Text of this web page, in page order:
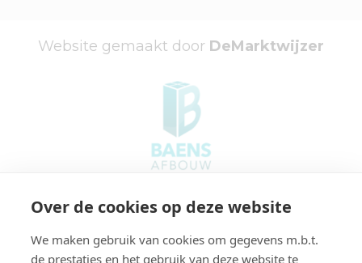
Over de cookies op deze website
We maken gebruik van cookies om gegevens m.b.t.
de prestaties en het gebruik van deze website te
Website gemaakt door DeMarktwijzer
Adres:
Afrikastraat 7
6014 CG Ittervoort